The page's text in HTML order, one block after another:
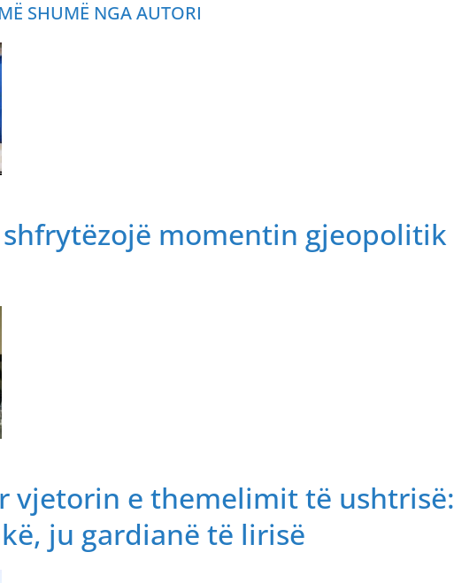
MË SHUMË NGA AUTORI
shfrytëzojë momentin gjeopolitik
vjetorin e themelimit të ushtrisë:
ju gardianë të lirisë